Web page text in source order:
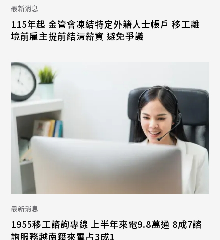
最新消息
115年起 金管會凍結特定外籍人士帳戶 移工離
境前雇主提前結清薪資 避免爭議
最新消息
1955移工諮詢專線 上半年來電9.8萬通 8成7諮
詢服務越南籍來電占3成1